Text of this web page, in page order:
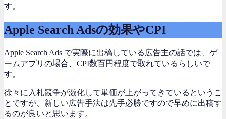
す。
Apple Search Adsの効果やCPI
Apple Search Ads で実際に出稿している広告主の話では、ゲ
ームアプリの場合、CPI数百円程度で取れているらしいで
す。
徐々に入札競争が激化して単価が上がってきているというこ
とですが、新しい広告手法は先手必勝ですので早めに出稿す
るのが良いと思います。